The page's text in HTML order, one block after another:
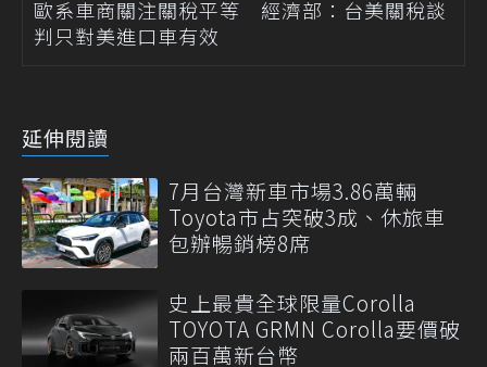
歐系車商關注關稅平等 經濟部：台美關稅談
判只對美進口車有效
延伸閱讀
7月台灣新車市場3.86萬輛
Toyota市占突破3成、休旅車
包辦暢銷榜8席
史上最貴全球限量Corolla
TOYOTA GRMN Corolla要價破
兩百萬新台幣